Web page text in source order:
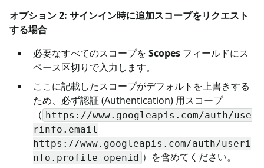
オプション 2: サインイン時に追加スコープをリクエスト
する場合
必要なすべてのスコープを Scopes フィールドにス
ペース区切りで入力します。
ここに記載したスコープがデフォルトを上書きする
ため、必ず認証 (Authentication) 用スコープ
（ https://www.googleapis.com/auth/use
rinfo.email
https://www.googleapis.com/auth/useri
nfo.profile openid ）を含めてください。